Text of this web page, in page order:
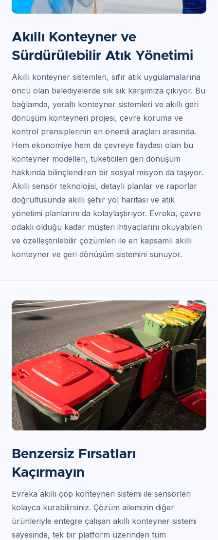
Akıllı Konteyner ve
Sürdürülebilir Atık Yönetimi
Akıllı konteyner sistemleri, sıfır atık uygulamalarına
öncü olan belediyelerde sık sık karşımıza çıkıyor. Bu
bağlamda, yeraltı konteyner sistemleri ve akıllı geri
dönüşüm konteyneri projesi, çevre koruma ve
kontrol prensiplerinin en önemli araçları arasında.
Hem ekonomiye hem de çevreye faydası olan bu
konteyner modelleri, tüketicileri geri dönüşüm
hakkında bilinçlendiren bir sosyal misyon da taşıyor.
Akıllı sensör teknolojisi, detaylı planlar ve raporlar
doğrultusunda akıllı şehir yol haritası ve atık
yönetimi planlarını da kolaylaştırıyor. Evreka, çevre
odaklı olduğu kadar müşteri ihtiyaçlarını okuyabilen
ve özelleştirilebilir çözümleri ile en kapsamlı akıllı
konteyner ve geri dönüşüm sistemini sunuyor.
Benzersiz Fırsatları
Kaçırmayın
Evreka akıllı çöp konteyneri sistemi ile sensörleri
kolayca kurabilirsiniz. Çözüm ailemizin diğer
ürünleriyle entegre çalışan akıllı konteyner sistemi
sayesinde, tek bir platform üzerinden tüm